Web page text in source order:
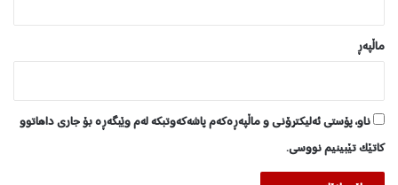
ماڵپه‌ڕ
ناو، پۆستی ئەلیکترۆنی و ماڵپەڕەکەم پاشەکەوتبکە لەم وێبگەڕە بۆ جاری داهاتوو
کاتێک تێبینیم نووسی.